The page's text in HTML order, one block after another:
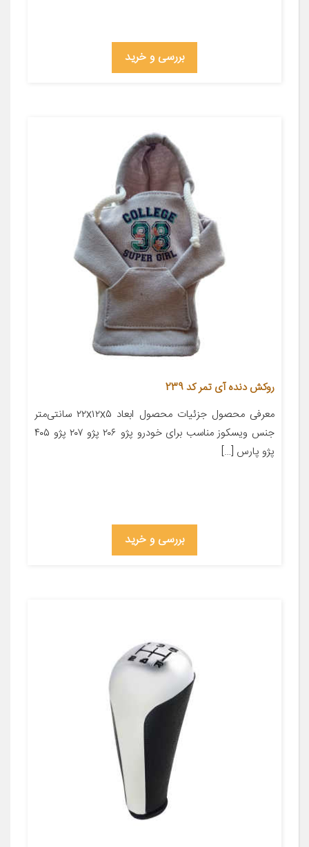
بررسی و خرید
روکش دنده آی تمر کد 239
معرفی محصول جزئیات محصول ابعاد ۲۲x۱۲x۵ سانتی‌متر
جنس ویسکوز مناسب برای خودرو پژو ۲۰۶ پژو ۲۰۷ پژو ۴۰۵
پژو پارس […]
بررسی و خرید